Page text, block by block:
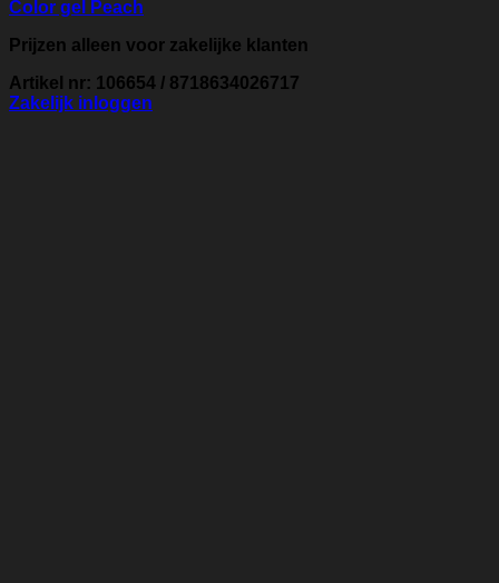
Color gel Peach
Prijzen alleen voor zakelijke klanten
Artikel nr: 106654 / 8718634026717
Zakelijk inloggen